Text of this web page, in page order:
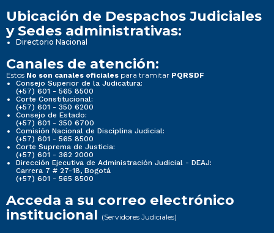
Ubicación de Despachos Judiciales
y Sedes administrativas:
Directorio Nacional
Canales de atención:
Estos No son canales oficiales para tramitar PQRSDF
Consejo Superior de la Judicatura:
(+57) 601 - 565 8500
Corte Constitucional:
(+57) 601 - 350 6200
Consejo de Estado:
(+57) 601 - 350 6700
Comisión Nacional de Disciplina Judicial:
(+57) 601 - 565 8500
Corte Suprema de Justicia:
(+57) 601 - 362 2000
Dirección Ejecutiva de Administración Judicial - DEAJ:
Carrera 7 # 27-18, Bogotá
(+57) 601 - 565 8500
Acceda a su correo electrónico
institucional (Servidores Judiciales)